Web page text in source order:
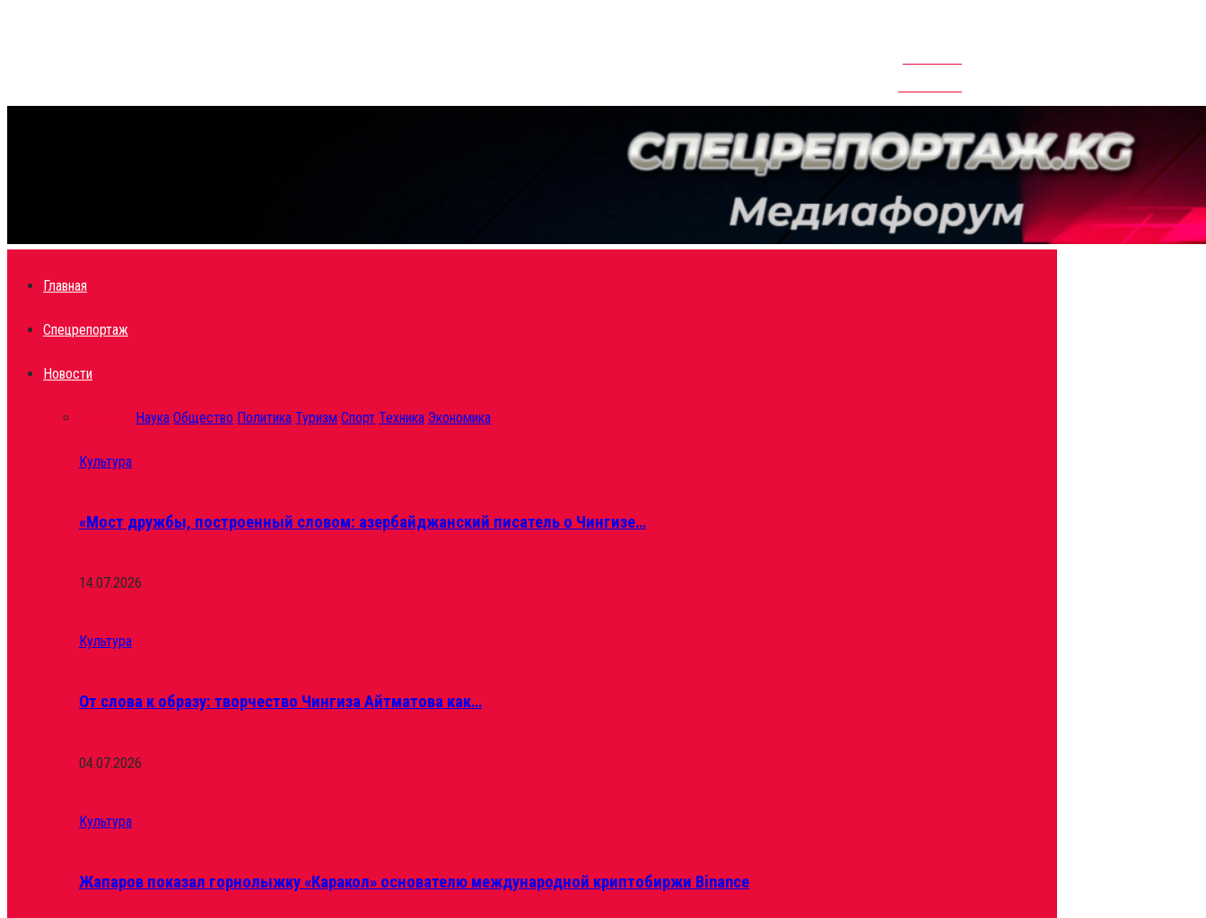
Главная
Спецрепортаж
Новости
Наука Общество Политика Туризм Спорт Техника Экономика
Культура
«Мост дружбы, построенный словом: азербайджанский писатель о Чингизе…
14.07.2026
Культура
От слова к образу: творчество Чингиза Айтматова как…
04.07.2026
Культура
Жапаров показал горнолыжку «Каракол» основателю международной криптобиржи Binance